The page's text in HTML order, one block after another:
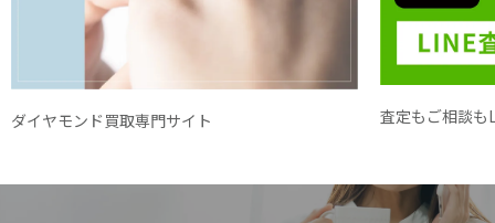
ダイヤモンド買取専門サイト 査定もご相談も